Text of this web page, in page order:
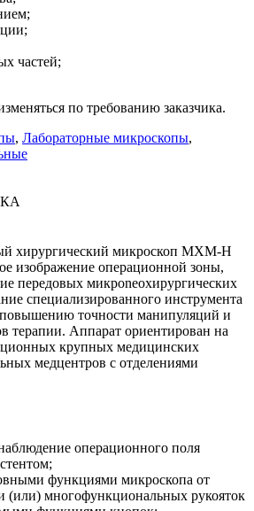
частей;
по требованию заказчика.
, Лабораторные микроскопы,
хирургический микроскоп МХМ-Н
изображение операционной зоны,
передовых микрoneохирургических
специализированного инструмента
повышению точности манипуляций и
терапии. Аппарат ориентирован на
крупных медицинских
медцентров с отделениями
операционного поля
функциями микроскопа от
(или) многофункциональных рукояток